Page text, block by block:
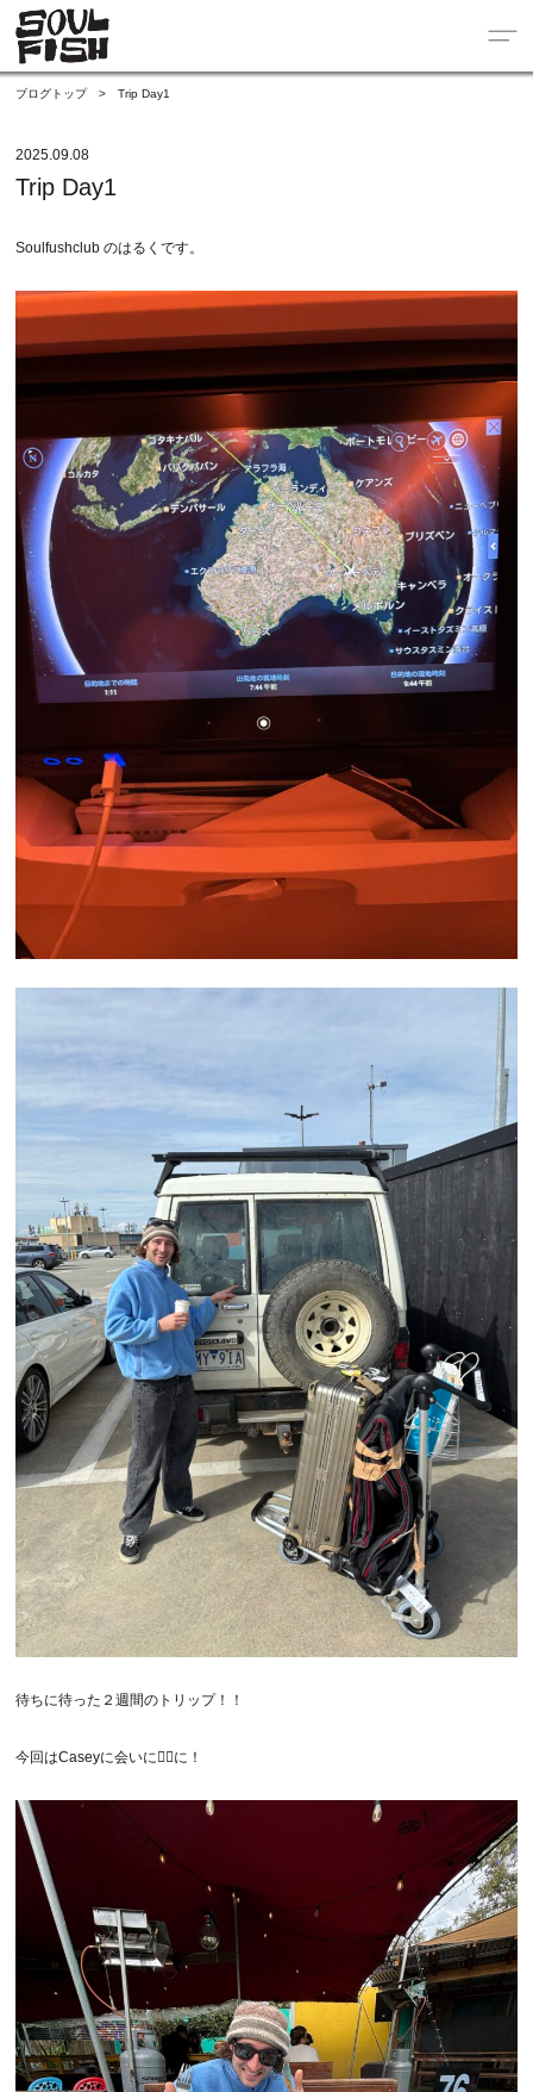
ブログトップ > Trip Day1
2025.09.08
Trip Day1
Soulfushclub のはるくです。
待ちに待った２週間のトリップ！！
今回はCaseyに会いにに！